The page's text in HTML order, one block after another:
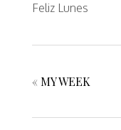
Feliz Lunes
« MY WEEK